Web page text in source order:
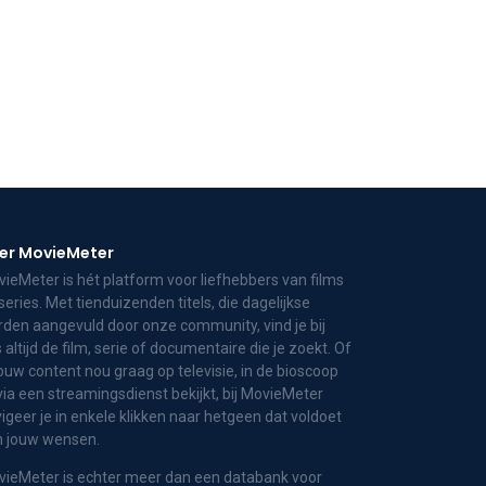
MovieMeter
is hét platform voor liefhebbers van films
Met tienduizenden titels, die dagelijkse
aangevuld door onze community, vind je bij
altijd de film, serie of documentaire die je zoekt. Of
content nou graag op televisie, in de bioscoop
een streamingsdienst bekijkt, bij MovieMeter
je in enkele klikken naar hetgeen dat voldoet
jouw wensen.
is echter meer dan een databank voor